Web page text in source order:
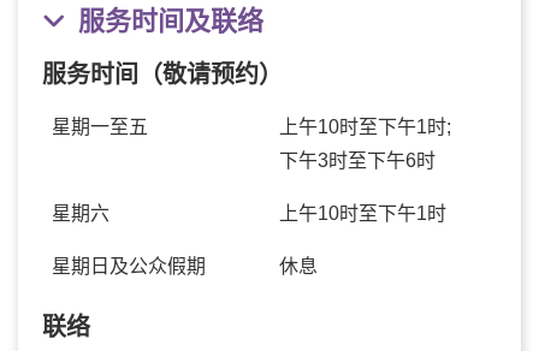
服务时间及联络
服务时间（敬请预约）
星期一至五
上午10时至下午1时;
下午3时至下午6时
星期六 上午10时至下午1时
星期日及公众假期 休息
联络